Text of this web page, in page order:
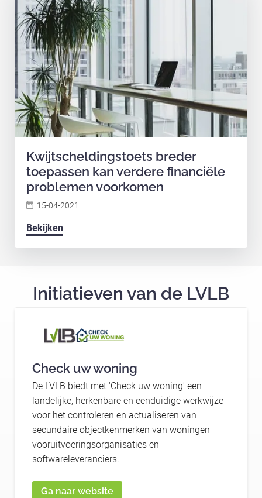
Kwijtscheldingstoets breder
toepassen kan verdere financiële
problemen voorkomen
15-04-2021
Bekijken
Initiatieven van de LVLB
Check uw woning
De LVLB biedt met 'Check uw woning' een
landelijke, herkenbare en eenduidige werkwijze
voor het controleren en actualiseren van
secundaire objectkenmerken van woningen
vooruitvoeringsorganisaties en
softwareleveranciers.
Ga naar website